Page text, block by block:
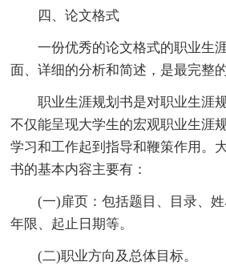
四、论文格式
一份优秀的论文格式的职业生
面、详细的分析和简述，是最完整
职业生涯规划书是对职业生涯规
不仅能呈现大学生的宏观职业生涯
学习和工作起到指导和鞭策作用。
书的基本内容主要有：
(一)扉页：包括题目、目录、姓
年限、起止日期等。
(二)职业方向及总体目标。